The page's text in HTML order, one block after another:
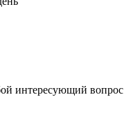
интересующий вопрос